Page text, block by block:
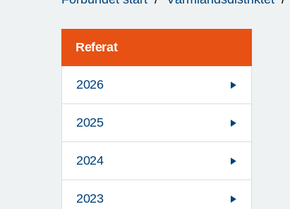
Referat
2026
2025
2024
2023